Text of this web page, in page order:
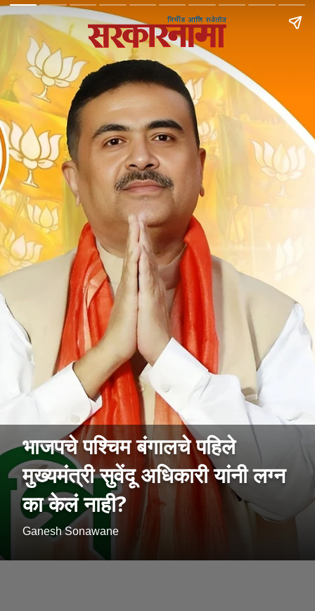
भाजपचे पश्चिम बंगालचे पहिले
मुख्यमंत्री सुवेंदू अधिकारी यांनी लग्न
का केलं नाही?
Ganesh Sonawane